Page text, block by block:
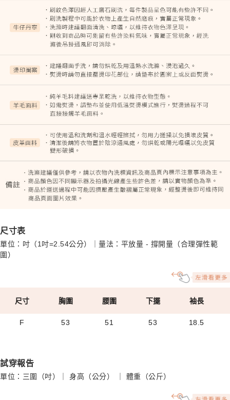
尺寸表
單位：吋（1吋=2.54公分）｜量法：平放量 - 撐開量（合理彈性範
圍）
尺寸 胸圍 腰圍 下擺 袖長
F 53 51 53 18.5
試穿報告
單位：三圍（吋）｜ 身高（公分） ｜ 體重（公斤）